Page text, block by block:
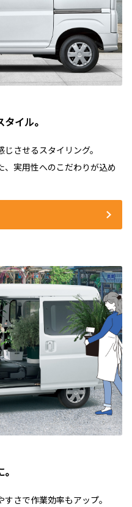
イル。
させるスタイリング。
実用性へのこだわりが込め
さで作業効率もアップ。